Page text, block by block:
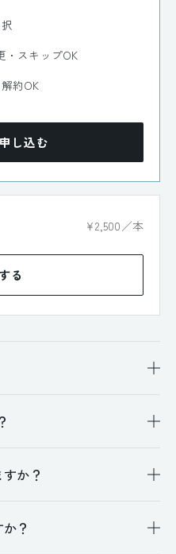
・スキップOK
約OK
し込む
¥2,500／本
る
か？
？